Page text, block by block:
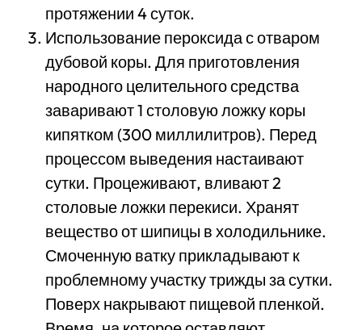
протяжении 4 суток.
Использование пероксида с отваром
дубовой коры. Для приготовления
народного целительного средства
заваривают 1 столовую ложку коры
кипятком (300 миллилитров). Перед
процессом выведения настаивают
сутки. Процеживают, вливают 2
столовые ложки перекиси. Хранят
вещество от шипицы в холодильнике.
Смоченную ватку прикладывают к
проблемному участку трижды за сутки.
Поверх накрывают пищевой пленкой.